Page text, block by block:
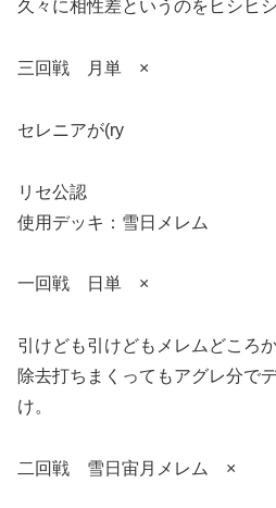
久々に相性差というのをヒシヒ
三回戦 月単 ×
セレニアが(ry
リセ公認
使用デッキ：雪日メレム
一回戦 日単 ×
引けども引けどもメレムどころ
除去打ちまくってもアグレ分で
け。
二回戦 雪日宙月メレム ×